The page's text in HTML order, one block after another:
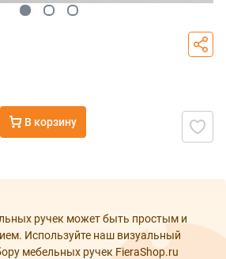
В корзину
ручек может быть простым и
Используйте наш визуальный
мебельных ручек FieraShop.ru